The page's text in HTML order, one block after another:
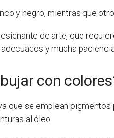
y negro, mientras que
de arte, que
y mucha
con
que se emplean
al óleo.